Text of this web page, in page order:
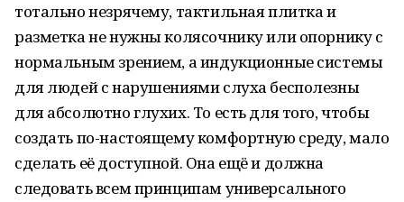
тотально незрячему, тактильная плитка и
разметка не нужны колясочнику или опорнику с
нормальным зрением, а индукционные системы
для людей с нарушениями слуха бесполезны
для абсолютно глухих. То есть для того, чтобы
создать по-настоящему комфортную среду, мало
сделать её доступной. Она ещё и должна
следовать всем принципам универсального